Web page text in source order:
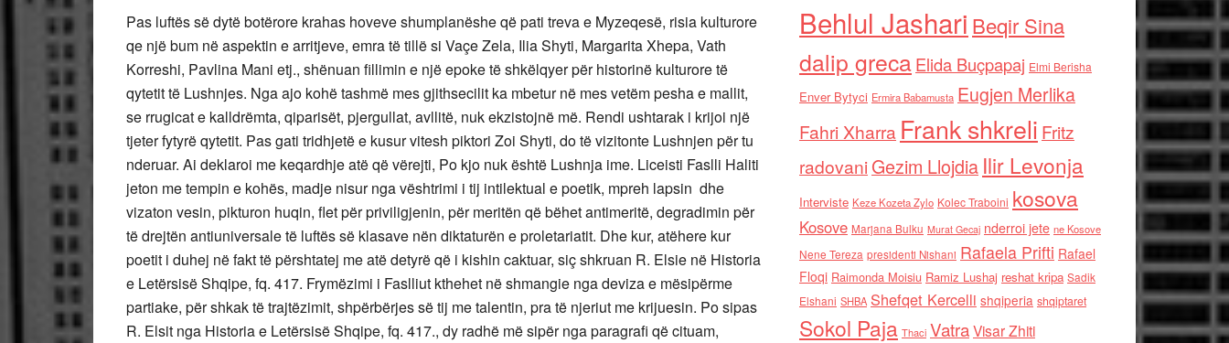
Pas luftës së dytë botërore krahas hoveve shumplanëshe që pati treva e Myzeqesë, risia kulturore
qe një bum në aspektin e arritjeve, emra të tillë si Vaçe Zela, Ilia Shyti, Margarita Xhepa, Vath
Korreshi, Pavlina Mani etj., shënuan fillimin e një epoke të shkëlqyer për historinë kulturore të
qytetit të Lushnjes. Nga ajo kohë tashmë mes gjithsecilit ka mbetur në mes vetëm pesha e mallit,
se rrugicat e kalldrëmta, qiparisët, pjergullat, avllitë, nuk ekzistojnë më. Rendi ushtarak i krijoi një
tjeter fytyrë qytetit. Pas gati tridhjetë e kusur vitesh piktori Zoi Shyti, do të vizitonte Lushnjen për tu
nderuar. Ai deklaroi me keqardhje atë që vërejti, Po kjo nuk është Lushnja ime. Liceisti Faslli Haliti
jeton me tempin e kohës, madje nisur nga vështrimi i tij intilektual e poetik, mpreh lapsin dhe
vizaton vesin, pikturon huqin, flet për priviligjenin, për meritën që bëhet antimeritë, degradimin për
të drejtën antiuniversale të luftës së klasave nën diktaturën e proletariatit. Dhe kur, atëhere kur
poetit i duhej në fakt të përshtatej me atë detyrë që i kishin caktuar, siç shkruan R. Elsie në Historia
e Letërsisë Shqipe, fq. 417. Frymëzimi i Faslliut kthehet në shmangie nga deviza e mësipërme
partiake, për shkak të trajtëzimit, shpërbërjes së tij me talentin, pra të njeriut me krijuesin. Po sipas
R. Elsit nga Historia e Letërsisë Shqipe, fq. 417., dy radhë më sipër nga paragrafi që cituam,
Behlul Jashari Beqir Sina
dalip grecaElida Buçpapaj Elmi Berisha
Enver Bytyci Ermira Babamusta Eugjen Merlika
Fahri Xharra Frank shkreli Fritz
radovaniGezim Llojdia Ilir Levonja
Interviste Keze Kozeta Zylo Kolec Traboini kosova
Kosove Marjana Bulku Murat Gecaj nderroi jete ne Kosove
Nene Tereza presidenti Nishani Rafaela Prifti Rafael
Floqi Raimonda Moisiu Ramiz Lushaj reshat kripa Sadik
Elshani SHBA Shefqet Kercelli shqiperia shqiptaret
Sokol Paja Thaci VatraVisar Zhiti